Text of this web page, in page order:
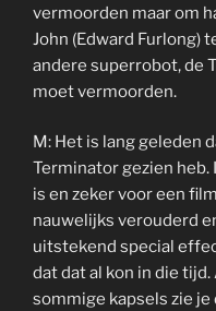
vermoorden maar om
John (Edward Furlong)
andere superrobot, de
moet vermoorden.
M: Het is lang geleden
Terminator gezien heb.
is en zeker voor een
nauwelijks verouderd
uitstekend special
dat dat al kon in die
sommige kapsels zie je